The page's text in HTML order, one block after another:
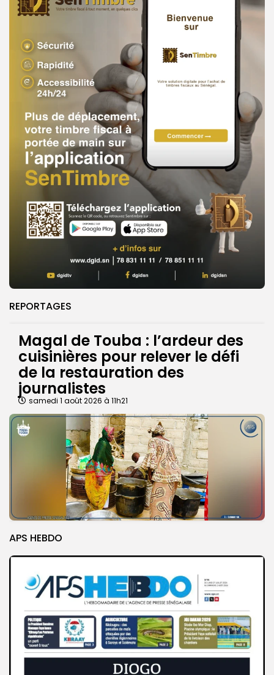
REPORTAGES
Magal de Touba : l’ardeur des
cuisinières pour relever le défi
de la restauration des
journalistes
samedi 1 août 2026 à 11h21
APS HEBDO